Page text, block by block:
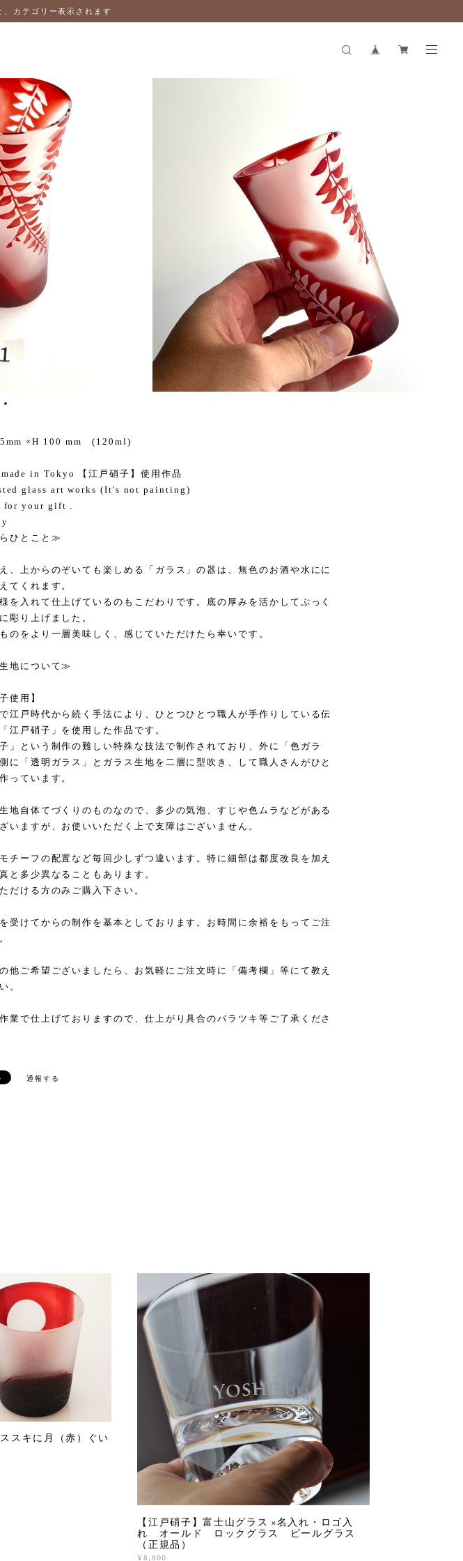
カテゴリー表示されます
×H 100 mm (120ml)
in Tokyo 【江戸硝子】使用作品
glass art works (It's not painting)
for your gift .
ひとこと≫
、上からのぞいても楽しめる「ガラス」の器は、無色のお酒や水にに
てくれます。
を入れて仕上げているのもこだわりです。底の厚みを活かしてぷっく
彫り上げました。
のをより一層美味しく、感じていただけたら幸いです。
地について≫
使用】
江戸時代から続く手法により、ひとつひとつ職人が手作りしている伝
江戸硝子」を使用した作品です。
子」という制作の難しい特殊な技法で制作されており、外に「色ガラ
に「透明ガラス」とガラス生地を二層に型吹き、して職人さんがひと
っています。
地自体てづくりのものなので、多少の気泡、すじや色ムラなどがある
いますが、お使いいただく上で支障はございません。
チーフの配置など毎回少しずつ違います。特に細部は都度改良を加え
と多少異なることもあります。
だける方のみご購入下さい。
受けてからの制作を基本としております。お時間に余裕をもってご注
他ご希望ございましたら、お気軽にご注文時に「備考欄」等にて教え
。
業で仕上げておりますので、仕上がり具合のバラツキ等ご了承くださ
通報する
スキに月（赤）ぐい
【江戸硝子】富士山グラス ×名入れ・ロゴ入
れ オールド ロックグラス ビールグラス
（正規品）
¥8,800